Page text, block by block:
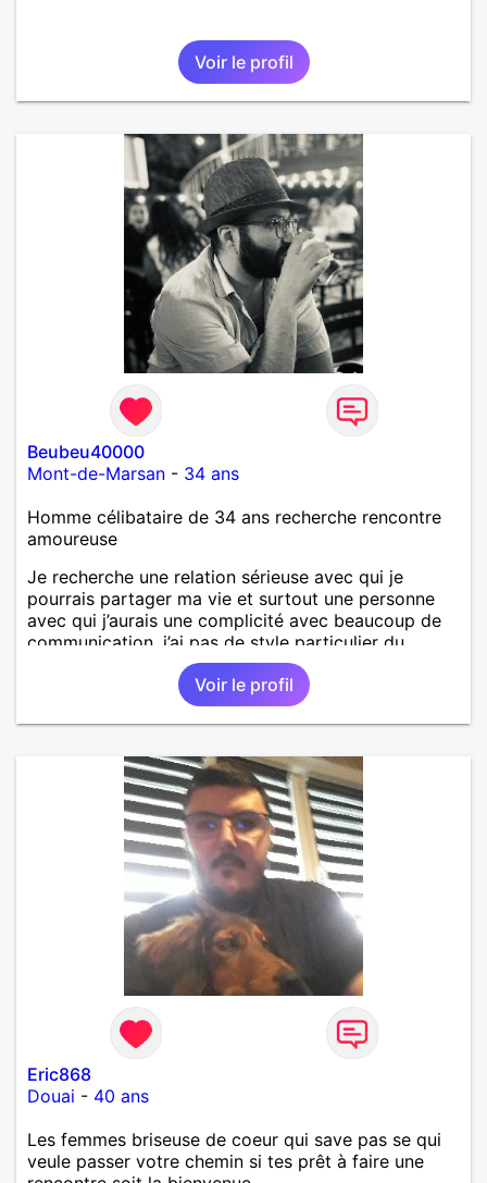
Voir le profil
Beubeu40000
Mont-de-Marsan - 34 ans
Homme célibataire de 34 ans recherche rencontre
amoureuse
Je recherche une relation sérieuse avec qui je
pourrais partager ma vie et surtout une personne
avec qui j’aurais une complicité avec beaucoup de
communication, j’ai pas de style particulier du
moment qu’on peut affronter les problèmes de la vie
à deux et d’être présent l’un pour l’autre
Voir le profil
Eric868
Douai - 40 ans
Les femmes briseuse de coeur qui save pas se qui
veule passer votre chemin si tes prêt à faire une